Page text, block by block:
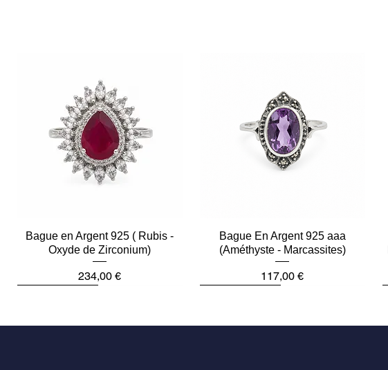
Aperçu rapide
Bague en Argent 925 ( Rubis -
Oxyde de Zirconium)
Prix
234,00 €
Aperçu rapide
Bague En Argent 925 aaa
(Améthyste - Marcassites)
Prix
117,00 €